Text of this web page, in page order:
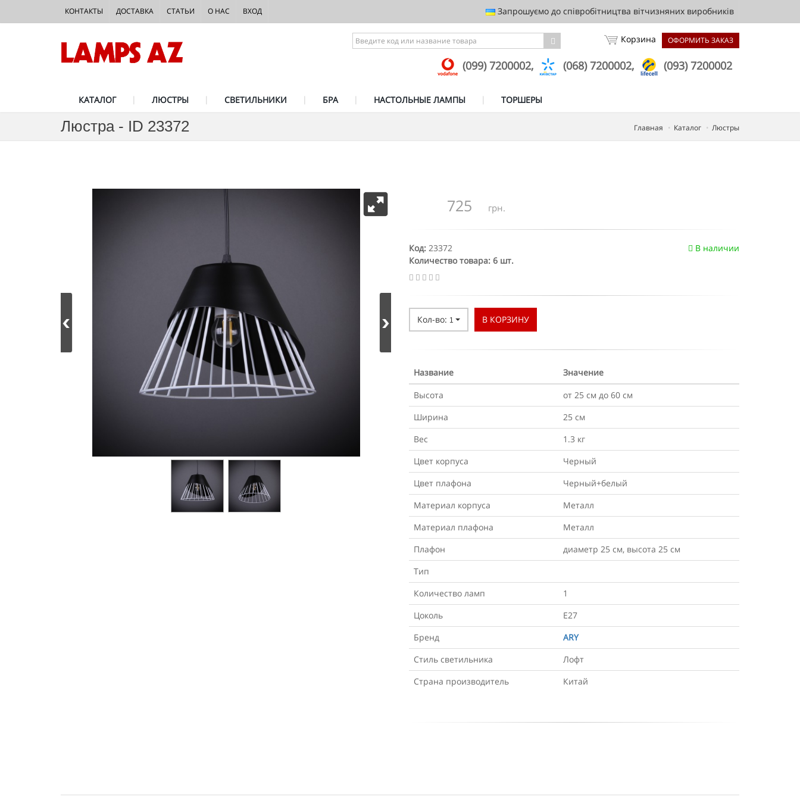
Запрошуємо до співробітництва вітчизняних виробників
КОНТАКТЫ ДОСТАВКА СТАТЬИ О НАС ВХОД
ОФОРМИТЬ ЗАКАЗ
Корзина
(099) 7200002, (068) 7200002, (093) 7200002
КАТАЛОГ ЛЮСТРЫ СВЕТИЛЬНИКИ БРА НАСТОЛЬНЫЕ ЛАМПЫ ТОРШЕРЫ
Люстра - ID 23372 Главная Каталог Люстры
725 грн.
В наличии
Код: 23372
Количество товара: 6 шт.
Кол-во: 1 В КОРЗИНУ
Название
Значение
Высота
от 25 см до 60 см
Ширина
25 см
Вес
1.3 кг
Цвет корпуса
Черный
Цвет плафона
Черный+белый
Материал корпуса
Металл
Материал плафона
Металл
Плафон
диаметр 25 см, высота 25 см
Тип
Количество ламп
1
Цоколь
Е27
Бренд
ARY
Стиль светильника
Лофт
Страна производитель
Китай